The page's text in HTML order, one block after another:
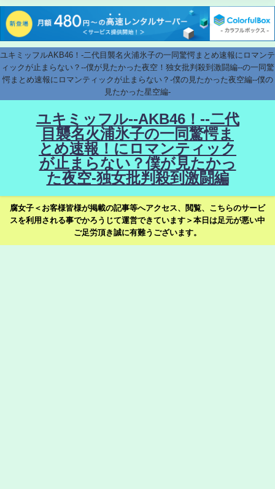
ユキミッフルAKB46！-二代目襲名火浦氷子の一同驚愕まとめ速報にロマンテ
ィックが止まらない？--僕が見たかった夜空！独女批判殺到激闘編--の一同驚
愕まとめ速報にロマンティックが止まらない？-僕の見たかった夜空編--僕の
見たかった星空編-
ユキミッフル--AKB46！--二代
目襲名火浦氷子の一同驚愕ま
とめ速報！にロマンティック
が止まらない？僕が見たかっ
た夜空-独女批判殺到激闘編
腐女子＜お客様皆様が掲載の記事等へアクセス、閲覧、こちらのサービ
スを利用される事でかろうじて運営できています＞本日は足元が悪い中
ご足労頂き誠に有難うございます。